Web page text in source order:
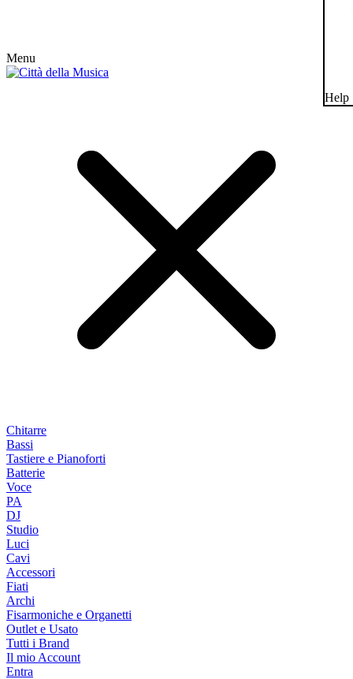
Menu
Chitarre
Bassi
Tastiere e Pianoforti
Batterie
Voce
PA
DJ
Studio
Luci
Cavi
Accessori
Fiati
Archi
Fisarmoniche e Organetti
Outlet e Usato
Tutti i Brand
Il mio Account
Entra
Help